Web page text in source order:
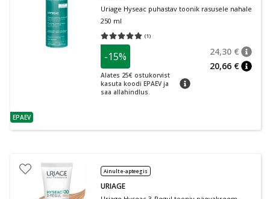
nõuanne
EPAEV
Uriage Hyseac puhastav toonik rasusele nahale
250 ml
(1)
Keskmine hinnang 5.00
-15%
Alates 25€ ostukorvist
kasuta koodi EPAEV ja
saa allahindlus.
nõuanne
24,30 €
20,66 €
Ainult e-apteegis
URIAGE